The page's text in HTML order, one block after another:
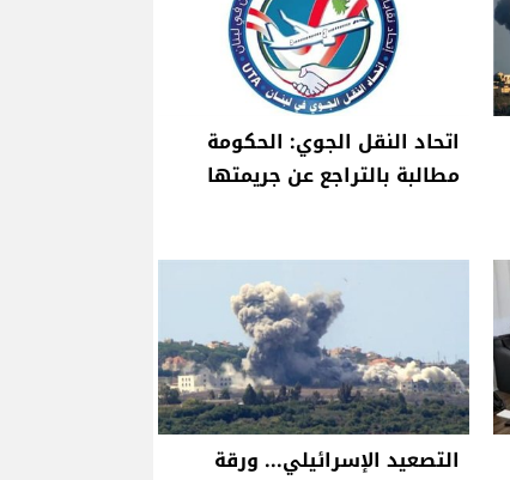
اتحاد النقل الجوي: الحكومة
مطالبة بالتراجع عن جريمتها
التصعيد الإسرائيلي... ورقة